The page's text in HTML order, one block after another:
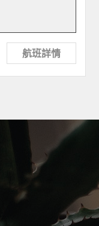
航班詳情